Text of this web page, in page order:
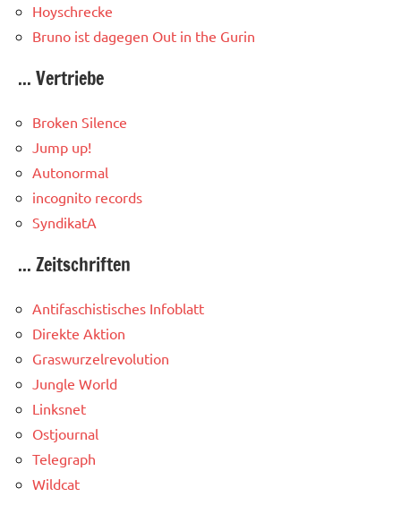
Hoyschrecke
Bruno ist dagegen Out in the Gurin
... Vertriebe
Broken Silence
Jump up!
Autonormal
incognito records
SyndikatA
... Zeitschriften
Antifaschistisches Infoblatt
Direkte Aktion
Graswurzelrevolution
Jungle World
Linksnet
Ostjournal
Telegraph
Wildcat